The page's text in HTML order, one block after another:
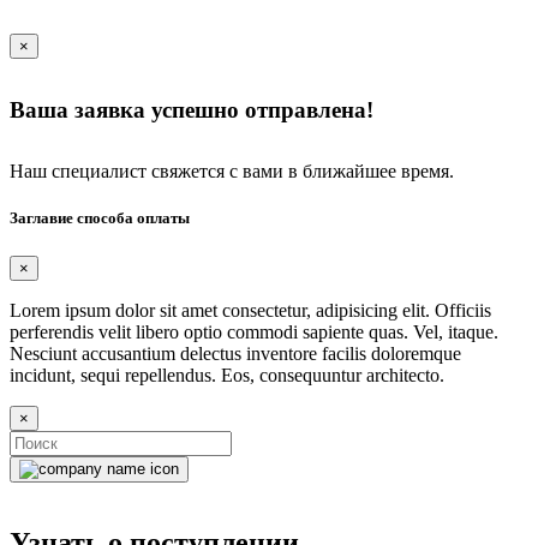
×
Ваша заявка успешно отправлена!
Наш специалист свяжется с вами в ближайшее время.
Заглавие способа оплаты
×
Lorem ipsum dolor sit amet consectetur, adipisicing elit. Officiis
perferendis velit libero optio commodi sapiente quas. Vel, itaque.
Nesciunt accusantium delectus inventore facilis doloremque
incidunt, sequi repellendus. Eos, consequuntur architecto.
×